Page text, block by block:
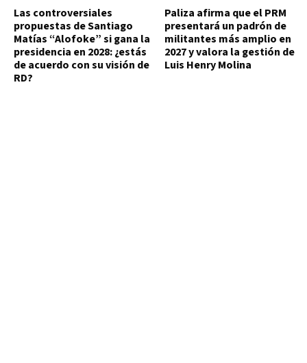
Las controversiales
propuestas de Santiago
Matías “Alofoke” si gana la
presidencia en 2028: ¿estás
de acuerdo con su visión de
RD?
Paliza afirma que el PRM
presentará un padrón de
militantes más amplio en
2027 y valora la gestión de
Luis Henry Molina